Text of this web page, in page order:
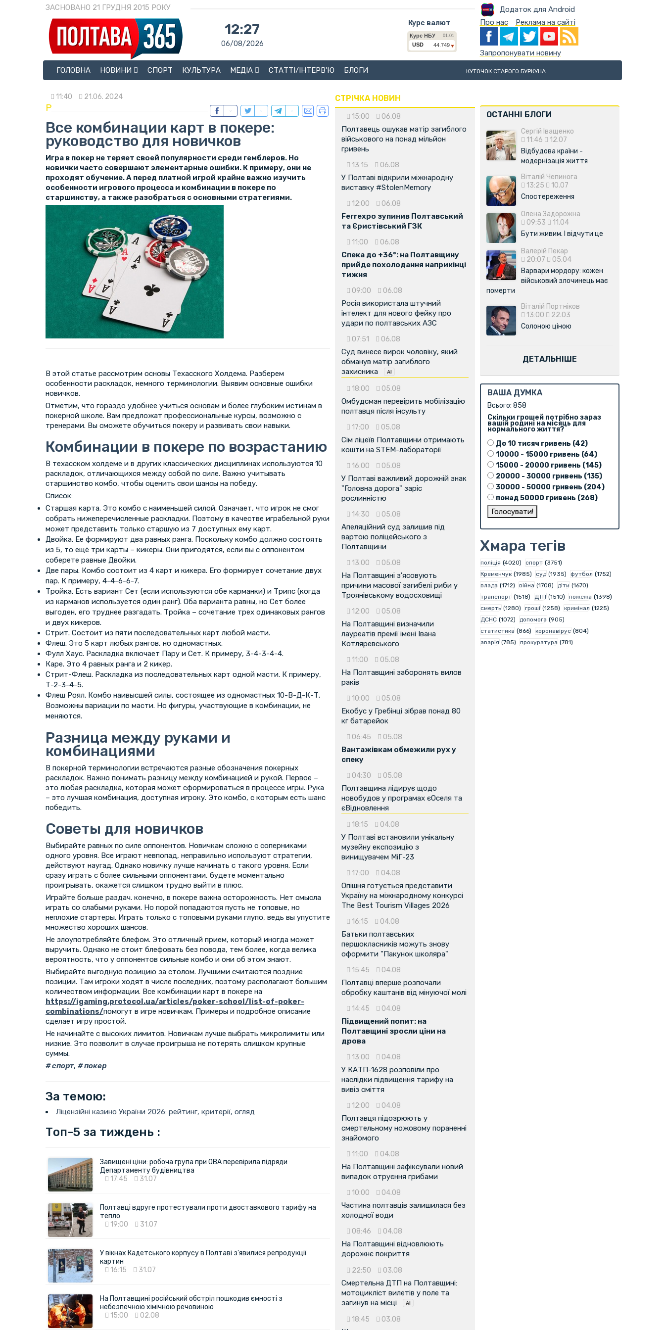
ЗАСНОВАНО 21 ГРУДНЯ 2015 РОКУ Додаток для Android
12:27
06/08/2026
Курс валют Про нас Реклама на сайті
Запропонувати новину
ГОЛОВНА
НОВИНИ СПОРТ КУЛЬТУРА МЕДІА СТАТТІ/ІНТЕРВ'Ю БЛОГИ КУТОЧОК СТАРОГО БУРКУНА
11:40 21.06. 2024
P
Все комбинации карт в покере:
руководство для новичков
Игра в покер не теряет своей популярности среди гемблеров. Но
новички часто совершают элементарные ошибки. К примеру, они не
проходят обучение. А перед платной игрой крайне важно изучить
особенности игрового процесса и комбинации в покере по
старшинству, а также разобраться с основными стратегиями.
В этой статье рассмотрим основы Техасского Холдема. Разберем
особенности раскладок, немного терминологии. Выявим основные ошибки
новичков.
Отметим, что гораздо удобнее учиться основам и более глубоким истинам в
покерной школе. Вам предложат профессиональные курсы, возможно с
тренерами. Вы сможете обучиться покеру и развивать свои навыки.
Комбинации в покере по возрастанию
В техасском холдеме и в других классических дисциплинах используются 10
раскладок, отличающихся между собой по силе. Важно учитывать
старшинство комбо, чтобы оценить свои шансы на победу.
Список:
Старшая карта. Это комбо с наименьшей силой. Означает, что игрок не смог
собрать нижеперечисленные раскладки. Поэтому в качестве играбельной руки
может представить только старшую из 7 доступных ему карт.
Двойка. Ее формируют два равных ранга. Поскольку комбо должно состоять
из 5, то ещё три карты – кикеры. Они пригодятся, если вы с оппонентом
соберете равные Двойки.
Две пары. Комбо состоит из 4 карт и кикера. Его формирует сочетание двух
пар. К примеру, 4-4-6-6-7.
Тройка. Есть вариант Сет (если используются обе карманки) и Трипс (когда
из карманов используется один ранг). Оба варианта равны, но Сет более
выгоден, его труднее разгадать. Тройка – сочетание трех одинаковых рангов
и двух кикеров.
Стрит. Состоит из пяти последовательных карт любой масти.
Флеш. Это 5 карт любых рангов, но одномастных.
Фулл Хаус. Раскладка включает Пару и Сет. К примеру, 3-4-3-4-4.
Каре. Это 4 равных ранга и 2 кикер.
Стрит-Флеш. Раскладка из последовательных карт одной масти. К примеру,
Т-2-3-4-5.
Флеш Роял. Комбо наивысшей силы, состоящее из одномастных 10-В-Д-К-Т.
Возможны вариации по масти. Но фигуры, участвующие в комбинации, не
меняются.
Разница между руками и
комбинациями
В покерной терминологии встречаются разные обозначения покерных
раскладок. Важно понимать разницу между комбинацией и рукой. Первое –
это любая раскладка, которая может сформироваться в процессе игры. Рука
– это лучшая комбинация, доступная игроку. Это комбо, с которым есть шанс
победить.
Советы для новичков
Выбирайте равных по силе оппонентов. Новичкам сложно с соперниками
одного уровня. Все играют невпопад, неправильно используют стратегии,
действуют наугад. Однако новичку лучше начинать с такого уровня. Если
сразу играть с более сильными оппонентами, будете моментально
проигрывать, окажется слишком трудно выйти в плюс.
Играйте больше раздач. конечно, в покере важна осторожность. Нет смысла
играть со слабыми руками. Но порой попадаются пусть не топовые, но
неплохие стартеры. Играть только с топовыми руками глупо, ведь вы упустите
множество хороших шансов.
Не злоупотребляйте блефом. Это отличный прием, который иногда может
выручить. Однако не стоит блефовать без повода, тем более, когда велика
вероятность, что у оппонентов сильные комбо и они об этом знают.
Выбирайте выгодную позицию за столом. Лучшими считаются поздние
позиции. Там игроки ходят в числе последних, поэтому располагают большим
количеством информации. Все комбинации карт в покере на
https://igaming.protocol.ua/articles/poker-school/list-of-poker-
combinations/помогут в игре новичкам. Примеры и подробное описание
сделает игру простой.
Не начинайте с высоких лимитов. Новичкам лучше выбрать микролимиты или
низкие. Это позволит в случае проигрыша не потерять слишком крупные
суммы.
спорт, покер
За темою:
Ліцензійні казино України 2026: рейтинг, критерії, огляд
Топ-5 за тиждень :
Завищені ціни: робоча група при ОВА перевірила підряди
Департаменту будівництва
17:45
31.07
Полтавці вдруге протестували проти двоставкового тарифу на
тепло
19:00
31.07
У вікнах Кадетського корпусу в Полтаві з'явилися репродукції
картин
16:15
31.07
На Полтавщині російський обстріл пошкодив ємності з
небезпечною хімічною речовиною
15:00
02.08
СТРІЧКА НОВИН
15:00 06.08
Полтавець ошукав матір загиблого
військового на понад мільйон
гривень
13:15 06.08
У Полтаві відкрили міжнародну
виставку #StolenMemory
12:00 06.08
Ferrexpo зупинив Полтавський
та Єристівський ГЗК
11:00 06.08
Спека до +36°: на Полтавщину
прийде похолодання наприкінці
тижня
09:00 06.08
Росія використала штучний
інтелект для нового фейку про
удари по полтавських АЗС
07:51 06.08
Суд винесе вирок чоловіку, який
обманув матір загиблого
захисника
18:00 05.08
Омбудсман перевірить мобілізацію
полтавця після інсульту
17:00 05.08
Сім ліцеїв Полтавщини отримають
кошти на STEM-лабораторії
16:00 05.08
У Полтаві важливий дорожній знак
"Головна дорога" заріс
рослинністю
14:30 05.08
Апеляційний суд залишив під
вартою поліцейського з
Полтавщини
13:00 05.08
На Полтавщині з'ясовують
причини масової загибелі риби у
Троянівському водосховищі
12:00 05.08
На Полтавщині визначили
лауреатів премії імені Івана
Котляревського
11:00 05.08
На Полтавщині заборонять вилов
раків
10:00 05.08
Екобус у Гребінці зібрав понад 80
кг батарейок
06:45 05.08
Вантажівкам обмежили рух у
спеку
04:30 05.08
Полтавщина лідирує щодо
новобудов у програмах єОселя та
єВідновлення
18:15 04.08
У Полтаві встановили унікальну
музейну експозицію з
винищувачем МіГ-23
17:00 04.08
Опішня готується представити
Україну на міжнародному конкурсі
The Best Tourism Villages 2026
16:15 04.08
Батьки полтавських
першокласників можуть знову
оформити "Пакунок школяра"
15:45 04.08
Полтавці вперше розпочали
обробку каштанів від мінуючої молі
14:45 04.08
Підвищений попит: на
Полтавщині зросли ціни на
дрова
13:00 04.08
У КАТП-1628 розповіли про
наслідки підвищення тарифу на
вивіз сміття
12:00 04.08
Полтавця підозрюють у
смертельному ножовому пораненні
знайомого
11:00 04.08
На Полтавщині зафіксували новий
випадок отруєння грибами
10:00 04.08
Частина полтавців залишилася без
холодної води
08:46 04.08
На Полтавщині відновлюють
дорожнє покриття
22:50 03.08
Смертельна ДТП на Полтавщині:
мотоцикліст вилетів у поле та
загинув на місці
18:45 03.08
ОСТАННІ БЛОГИ
Сергій Іващенко
11:46
12.07
Відбудова країни -
модернізація життя
Віталій Чепинога
13:25
10.07
Спостереження
Олена Задорожна
09:53
11.04
Бути живим. І відчути це
Валерій Пекар
20:07
05.04
Варвари мордору: кожен
військовий злочинець має
померти
Віталій Портніков
13:00
22.03
Солоною ціною
ДЕТАЛЬНІШЕ
ВАША ДУМКА
Всього: 858
Скільки грошей потрібно зараз
вашій родині на місяць для
нормального життя?
До 10 тисяч гривень (42)
10000 - 15000 гривень (64)
15000 - 20000 гривень (145)
20000 - 30000 гривень (135)
30000 - 50000 гривень (204)
понад 50000 гривень (268)
Хмара тегів
поліція (4020) спорт (3751)
Кременчук (1985) суд (1935) футбол (1752)
влада (1712) війна (1708) діти (1670)
транспорт (1518) ДТП (1510) пожежа (1398)
смерть (1280) гроші (1258) кримінал (1225)
ДСНС (1072) допомога (905)
статистика (866) коронавірус (804)
аварія (785) прокуратура (781)